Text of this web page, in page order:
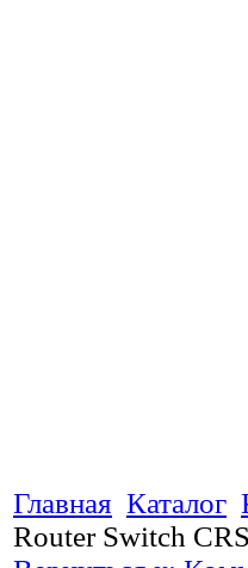
Главная Каталог
Router Switch